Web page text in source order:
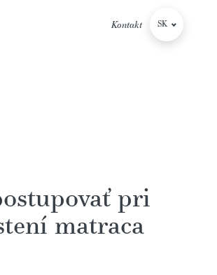
Kontakt SK
pri
matraca